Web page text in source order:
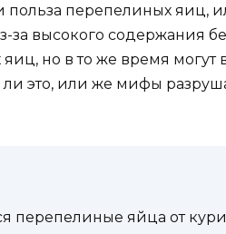
польза перепелиных яиц,
за высокого содержания
но в то же время могут
ли это, или же мифы
перепелиные яйца от